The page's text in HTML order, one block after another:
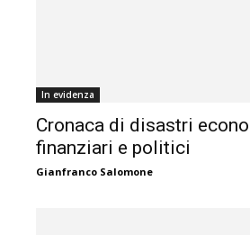
In evidenza
Cronaca di disastri
finanziari e politici
Gianfranco Salomone